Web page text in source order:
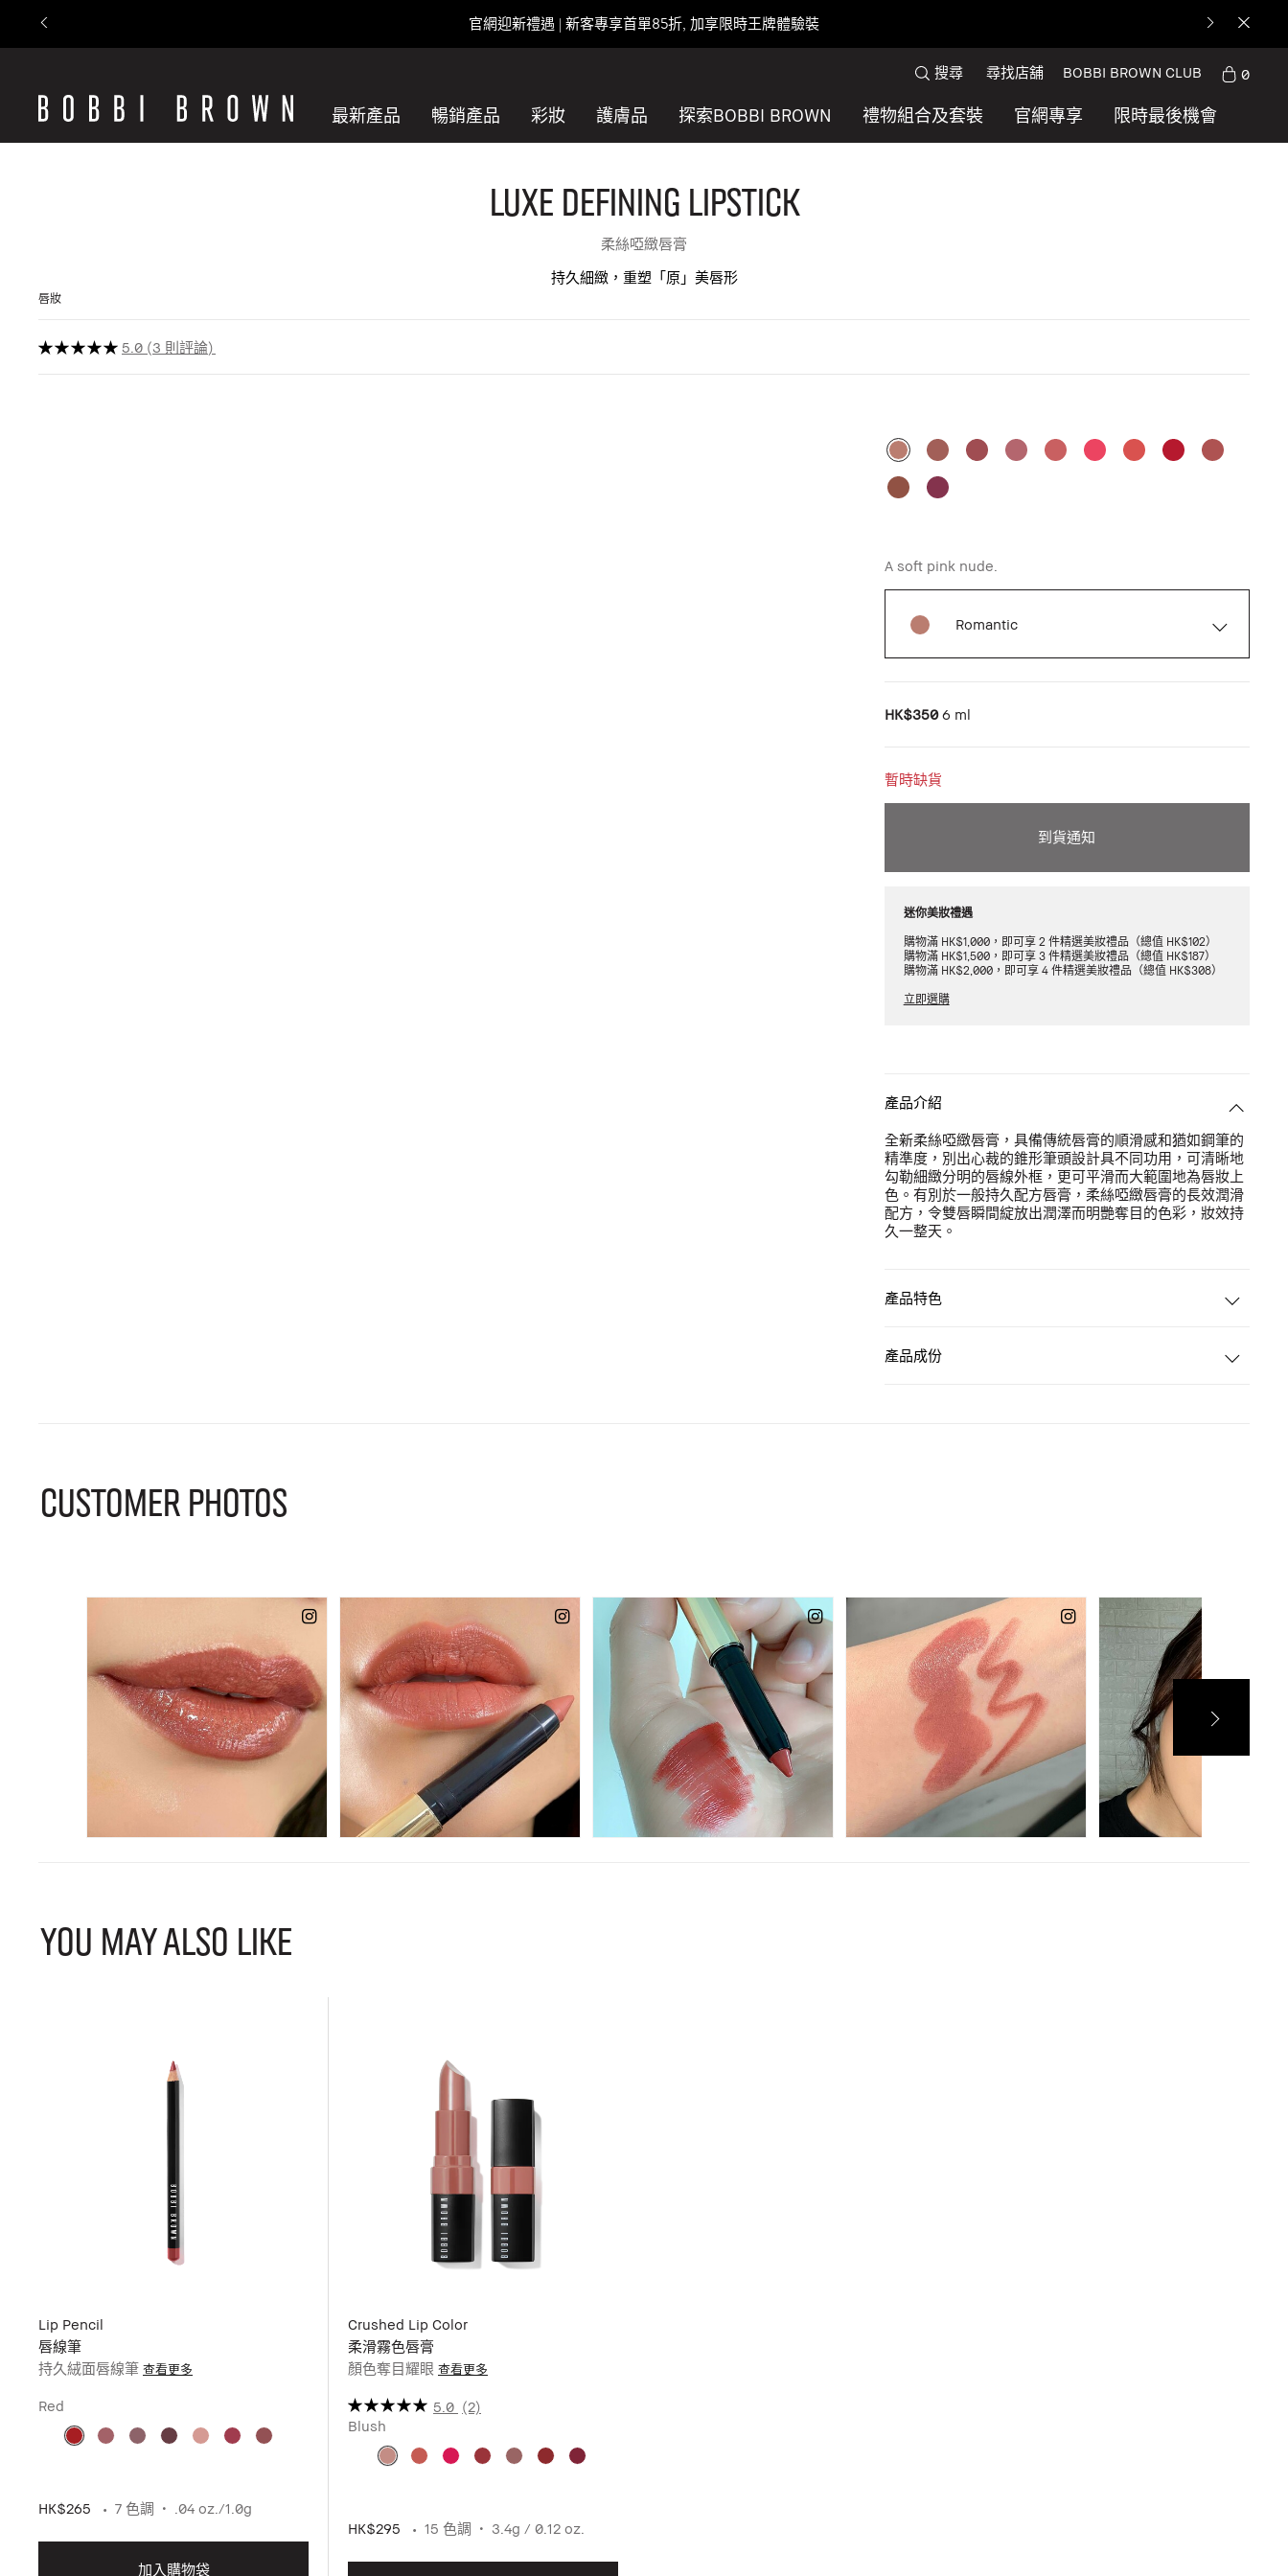
官網迎新禮遇 | 新客專享首單85折, 加享限時王牌體驗裝
最新產品 暢銷產品 彩妝 護膚品 探索BOBBI BROWN 禮物組合及套裝 官網專享 限時最後機會
搜尋 尋找店舖 BOBBI BROWN CLUB 0
Luxe Defining Lipstick
柔絲啞緻唇膏
持久細緻，重塑「原」美唇形
唇妝
5.0 3 則評論
A soft pink nude.
Romantic
HK$3506 ml
暫時缺貨
到貨通知
迷你美妝禮遇
購物滿 HK$1,000，即可享 2 件精選美妝禮品（總值 HK$102）
購物滿 HK$1,500，即可享 3 件精選美妝禮品（總值 HK$187）
購物滿 HK$2,000，即可享 4 件精選美妝禮品（總值 HK$308）
立即選購
產品介紹
全新柔絲啞緻唇膏，具備傳統唇膏的順滑感和猶如鋼筆的
精準度，別出心裁的錐形筆頭設計具不同功用，可清晰地
勾勒細緻分明的唇線外框，更可平滑而大範圍地為唇妝上
色。有別於一般持久配方唇膏，柔絲啞緻唇膏的長效潤滑
配方，令雙唇瞬間綻放出潤澤而明艷奪目的色彩，妝效持
久一整天。
產品特色
產品成份
CUSTOMER PHOTOS
YOU MAY ALSO LIKE
Lip Pencil
唇線筆
持久絨面唇線筆 查看更多
Red
HK$265 7 色調 .04 oz./1.0g
加入購物袋
Crushed Lip Color
柔滑霧色唇膏
顏色奪目耀眼 查看更多
5.0 (2)
Blush
HK$295 15 色調 3.4g / 0.12 oz.